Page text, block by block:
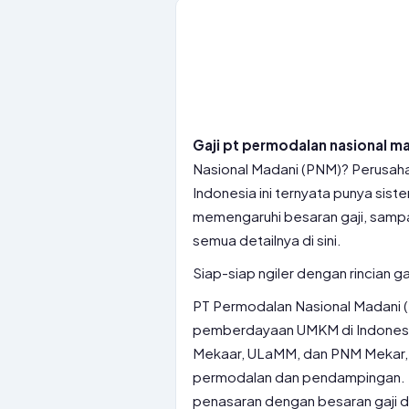
Gaji pt permodalan nasional
Nasional Madani (PNM)?
Indonesia ini ternyata punya
memengaruhi besaran gaji,
semua detailnya di sini.
Siap-siap ngiler dengan rincian
PT Permodalan Nasional
pemberdayaan UMKM di
Mekaar, ULaMM, dan PNM
permodalan dan pendampingan.
penasaran dengan besaran gaji